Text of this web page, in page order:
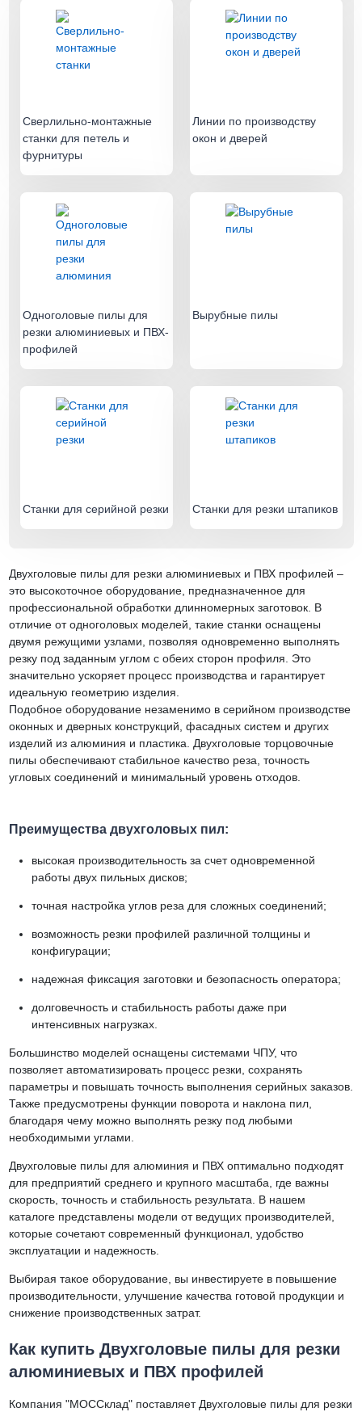
Сверлильно-монтажные
станки для петель и
фурнитуры
Линии по производству
окон и дверей
Одноголовые пилы для
резки алюминиевых и ПВХ-
профилей
Вырубные пилы
Станки для серийной резки Станки для резки штапиков
Двухголовые пилы для резки алюминиевых и ПВХ профилей –
это высокоточное оборудование, предназначенное для
профессиональной обработки длинномерных заготовок. В
отличие от одноголовых моделей, такие станки оснащены
двумя режущими узлами, позволяя одновременно выполнять
резку под заданным углом с обеих сторон профиля. Это
значительно ускоряет процесс производства и гарантирует
идеальную геометрию изделия.
Подобное оборудование незаменимо в серийном производстве
оконных и дверных конструкций, фасадных систем и других
изделий из алюминия и пластика. Двухголовые торцовочные
пилы обеспечивают стабильное качество реза, точность
угловых соединений и минимальный уровень отходов.
Преимущества двухголовых пил:
высокая производительность за счет одновременной
работы двух пильных дисков;
точная настройка углов реза для сложных соединений;
возможность резки профилей различной толщины и
конфигурации;
надежная фиксация заготовки и безопасность оператора;
долговечность и стабильность работы даже при
интенсивных нагрузках.
Большинство моделей оснащены системами ЧПУ, что
позволяет автоматизировать процесс резки, сохранять
параметры и повышать точность выполнения серийных заказов.
Также предусмотрены функции поворота и наклона пил,
благодаря чему можно выполнять резку под любыми
необходимыми углами.
Двухголовые пилы для алюминия и ПВХ оптимально подходят
для предприятий среднего и крупного масштаба, где важны
скорость, точность и стабильность результата. В нашем
каталоге представлены модели от ведущих производителей,
которые сочетают современный функционал, удобство
эксплуатации и надежность.
Выбирая такое оборудование, вы инвестируете в повышение
производительности, улучшение качества готовой продукции и
снижение производственных затрат.
Как купить Двухголовые пилы для резки
алюминиевых и ПВХ профилей
Компания "МОССклад" поставляет Двухголовые пилы для резки